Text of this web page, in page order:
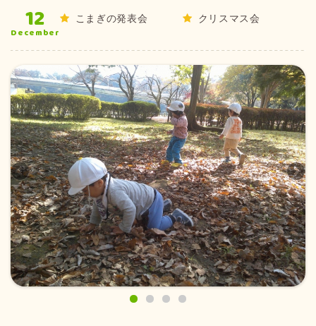
12
December
こまぎの発表会 クリスマス会